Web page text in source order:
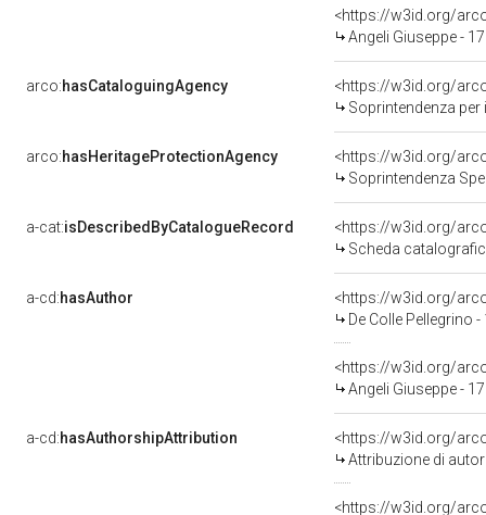
<https://w3id.org/
Angeli Giuseppe -
arco:hasCataloguingAgency
<https://w3id.org/
Soprintendenza
arco:hasHeritageProtectionAgency
<https://w3id.org/
Soprintendenza
a-cat:isDescribedByCatalogueRecord
<https://w3id.org/
Scheda
a-cd:hasAuthor
<https://w3id.org/
De Colle Pellegrino
<https://w3id.org/
Angeli Giuseppe -
a-cd:hasAuthorshipAttribution
<https://w3id.org/
Attribuzione di
<https://w3id.org/